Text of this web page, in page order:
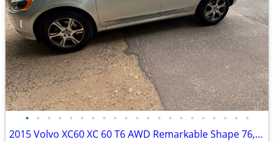
• • • • • • • • • • • • • • • • • • • • •
2015 Volvo XC60 XC 60 T6 AWD Remarkable Shape 76,000 Miles!